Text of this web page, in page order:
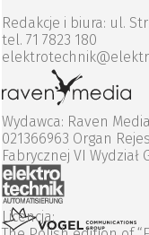
Redakcje i biura: ul.
tel. 71 7823 180
Wydawca: Raven
021366963 Organ
Fabrycznej VI Wydział
Licencja: